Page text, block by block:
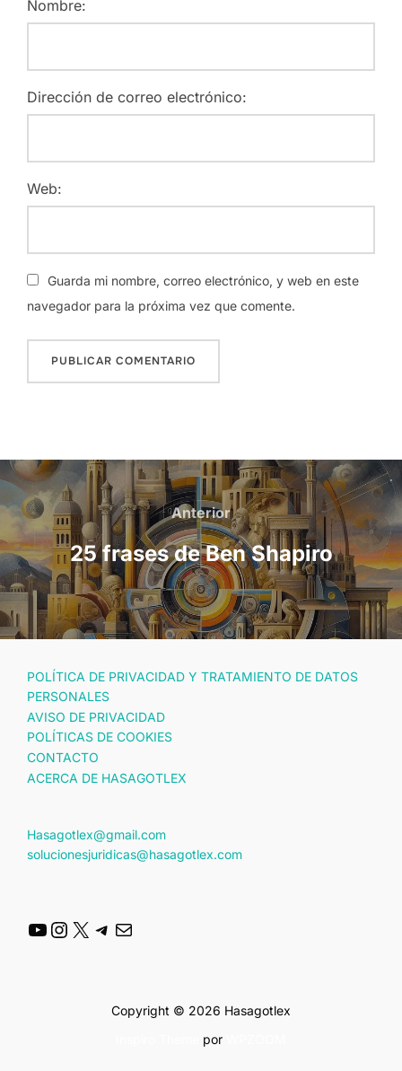
Nombre:
Dirección de correo electrónico:
Web:
Guarda mi nombre, correo electrónico, y web en este
navegador para la próxima vez que comente.
Navegación
de
entradas
Anterior
Anterior
25 frases de Ben Shapiro
POLÍTICA DE PRIVACIDAD Y TRATAMIENTO DE DATOS
PERSONALES
AVISO DE PRIVACIDAD
POLÍTICAS DE COOKIES
CONTACTO
ACERCA DE HASAGOTLEX
Hasagotlex@gmail.com
solucionesjuridicas@hasagotlex.com
YouTube
Instagram
X Telegram
Correo electrónico
Copyright © 2026 Hasagotlex
por